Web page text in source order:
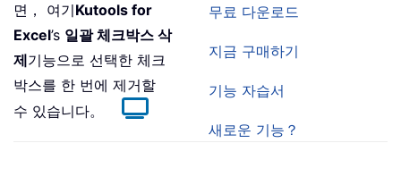
무료 다운로드
지금 구매하기
기능 자습서
새로운 기능？
면， 여기Kutools for
Excel’s 일괄 체크박스 삭
제기능으로 선택한 체크
박스를 한 번에 제거할
수 있습니다。